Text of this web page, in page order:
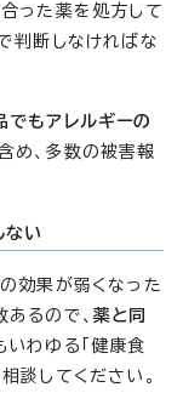
った薬を処方して
判断しなければな
でもアレルギーの
め、多数の被害報
ない
効果が弱くなった
あるので、薬と同
いわゆる「健康食
談してください。